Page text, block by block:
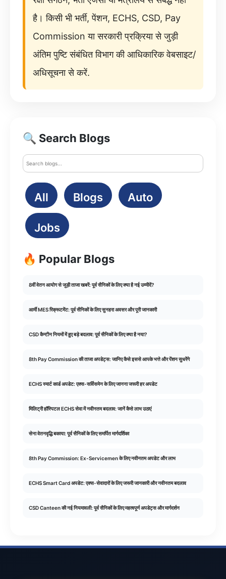
है। किसी भी भर्ती, पेंशन, ECHS, CSD, Pay
Commission या सरकारी प्रक्रिया से जुड़ी
अंतिम पुष्टि संबंधित विभाग की आधिकारिक वेबसाइट/
अधिसूचना से करें.
🔍 Search Blogs
All Blogs Auto
Jobs
🔥 Popular Blogs
8वीं वेतन आयोग से जुड़ी ताजा खबरें: पूर्व सैनिकों के लिए क्या है नई उम्मीदें?
आर्मी MES रिक्रूटमेंट: पूर्व सैनिकों के लिए सुनहरा अवसर और पूरी जानकारी
CSD कैन्टीन नियमों में हुए बड़े बदलाव: पूर्व सैनिकों के लिए क्या है नया?
8th Pay Commission की ताजा अपडेट्स: जानिए कैसे इससे आपके भत्ते और पेंशन सुधरेंगे
ECHS स्मार्ट कार्ड अपडेट: एक्स-सर्विसमेन के लिए जानना जरूरी हर अपडेट
मिलिट्री हॉस्पिटल ECHS सेवा में नवीनतम बदलाव: जानें कैसे लाभ उठाएं
सेना वेतनवृद्धि बकाया: पूर्व सैनिकों के लिए समर्पित मार्गदर्शिका
8th Pay Commission: Ex-Servicemen के लिए नवीनतम अपडेट और लाभ
ECHS Smart Card अपडेट: एक्स-सेवादारों के लिए जरूरी जानकारी और नवीनतम बदलाव
CSD Canteen की नई नियमावली: पूर्व सैनिकों के लिए महत्वपूर्ण अपडेट्स और मार्गदर्शन